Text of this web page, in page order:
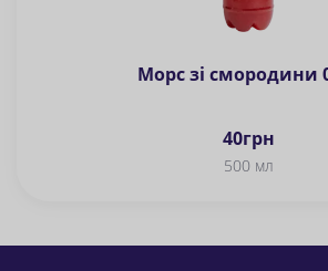
Морс зі смородини
40грн
500 мл